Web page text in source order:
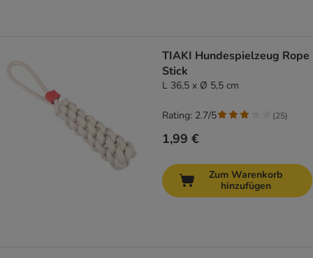
TIAKI Hundespielzeug Rope
Stick
L 36,5 x Ø 5,5 cm
1,99 €
Rating: 2.7/5 (25)
Zum Warenkorb
hinzufügen